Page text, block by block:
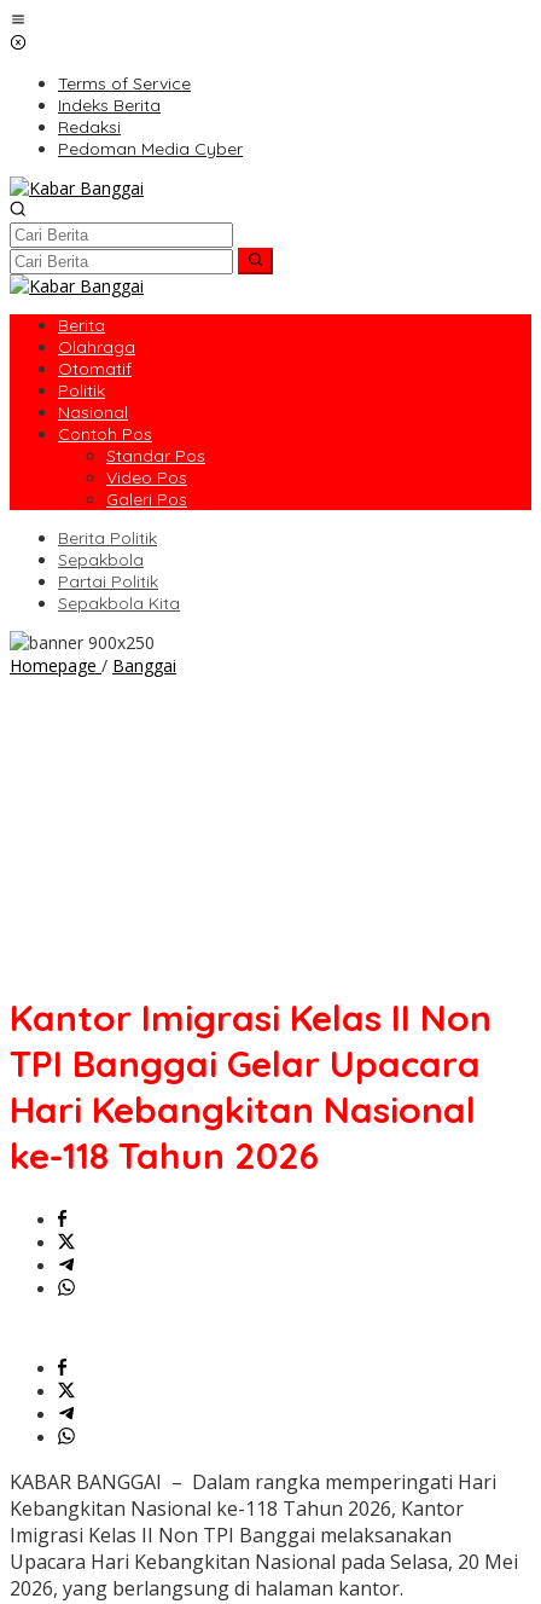
Lewati
ke
Terms of Service
Indeks Berita
Redaksi
Pedoman Media Cyber
Berita
Olahraga
Otomatif
Politik
Nasional
Contoh Pos
Standar Pos
Video Pos
Galeri Pos
Berita Politik
Sepakbola
Partai Politik
Sepakbola Kita
Homepage / Banggai
2026
Kantor Imigrasi Kelas II Non
TPI Banggai Gelar Upacara
Hari Kebangkitan Nasional
ke-118 Tahun 2026
KABAR BANGGAI – Dalam rangka memperingati Hari
Kebangkitan Nasional ke-118 Tahun 2026, Kantor
Imigrasi Kelas II Non TPI Banggai melaksanakan
Upacara Hari Kebangkitan Nasional pada Selasa, 20 Mei
2026, yang berlangsung di halaman kantor.